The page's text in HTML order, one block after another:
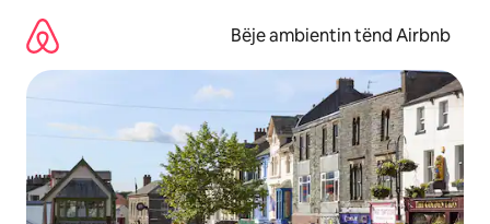
përmbajtja
Bëje ambientin tënd Airbnb